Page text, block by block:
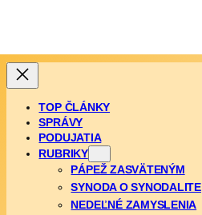
TOP ČLÁNKY
SPRÁVY
PODUJATIA
RUBRIKY
PÁPEŽ ZASVÄTENÝM
SYNODA O SYNODALITE
NEDEĽNÉ ZAMYSLENIA